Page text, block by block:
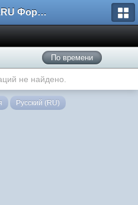
ARMA3.RU Форум
По времени
не найдено.
Русский (RU)